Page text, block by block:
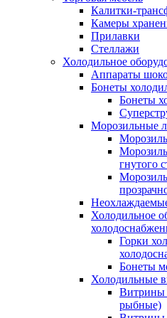
Калитки-
Камеры
Прилавки
Стеллажи
Холодильное
Аппараты
Бонеты
Бонеты
Морозильные
гнутого
Холодильное
Горки
Бонеты
Холодильные
Витрины
рыбные)